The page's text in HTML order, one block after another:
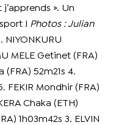
». Un
! Photos : Julian
NIYONKURU
MELE Getinet (FRA)
(FRA) 52m21s 4.
FEKIR Mondhir (FRA)
Chaka (ETH)
1h03m42s 3. ELVIN